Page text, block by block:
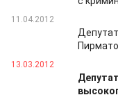
11.04.2012
13.03.2012